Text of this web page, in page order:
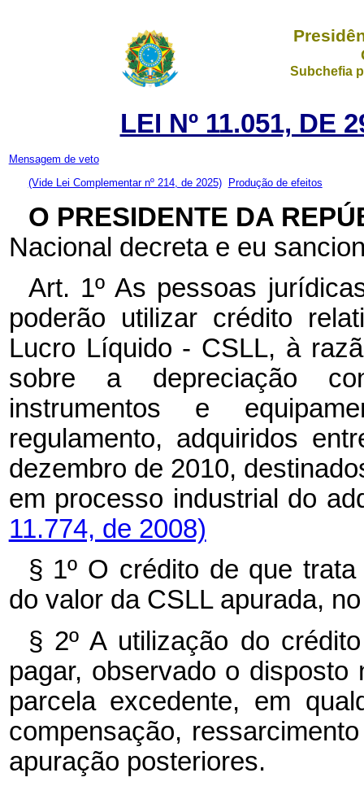
Subchefia
LEI Nº 11.051, DE
Mensagem de veto
(Vide Lei Complementar nº 214, de 2025)
Produção de efeitos
O PRESIDENTE DA
Nacional decreta e eu
Art. 1º As pessoas
poderão utilizar crédito
Lucro Líquido - CSLL, à
sobre a depreciação
instrumentos e
regulamento, adquiridos
dezembro de 2010,
em processo industrial do
11.774, de 2008)
§ 1º O crédito de que
do valor da CSLL apurada,
§ 2º A utilização do
pagar, observado o
parcela excedente, em
compensação,
apuração posteriores.